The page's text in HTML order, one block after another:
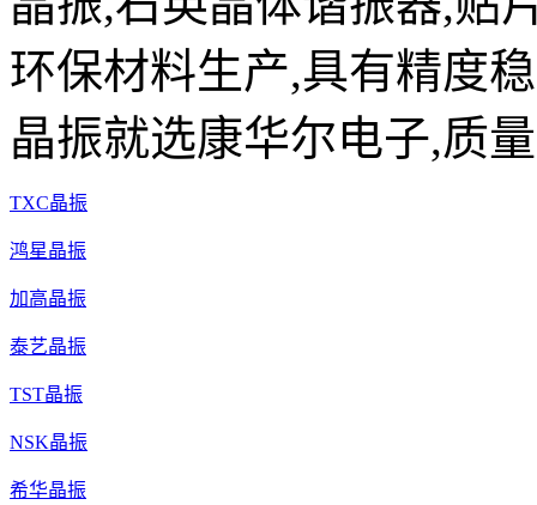
环保材料生产,具有精度
晶振就选康华尔电子,质
TXC晶振
鸿星晶振
加高晶振
泰艺晶振
TST晶振
NSK晶振
希华晶振